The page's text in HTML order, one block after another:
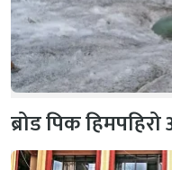
ब्रोड पिक